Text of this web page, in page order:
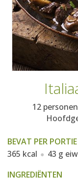
12 personen
BEVAT PER PORTIE
365 kcal
43 g
INGREDIËNTEN